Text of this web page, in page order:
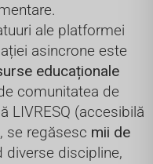
ale platformei
asincrone este
educaționale
comunitatea de
LIVRESQ (accesibilă
se regăsesc mii de
discipline,